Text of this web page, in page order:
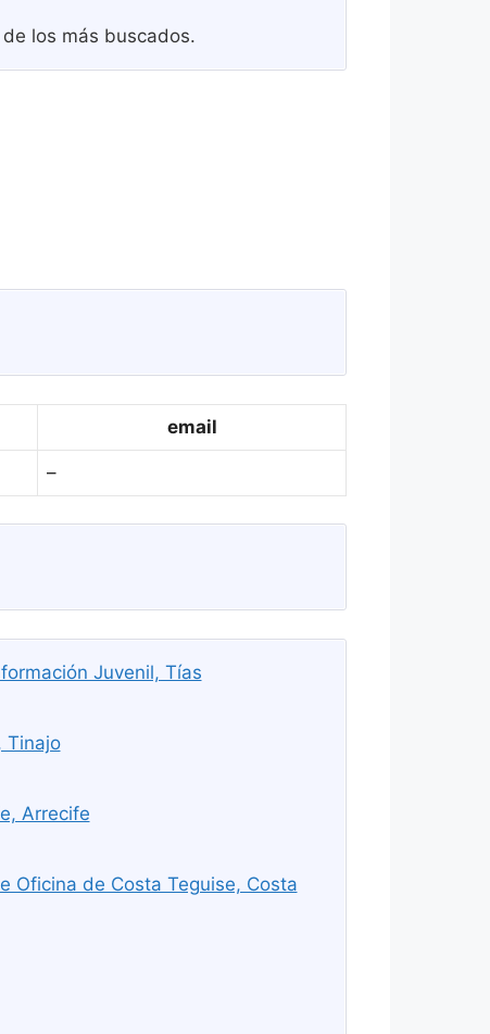
los más buscados.
email
–
Juvenil, Tías
Tinajo
Arrecife
Oficina de Costa Teguise, Costa